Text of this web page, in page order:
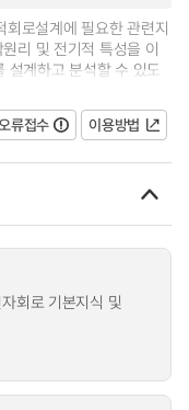
로설계에 필요한 관련지
리 및 전기적 특성을 이
설계하고 분석할 수 있도
류접수 이용방법
회로 기본지식 및